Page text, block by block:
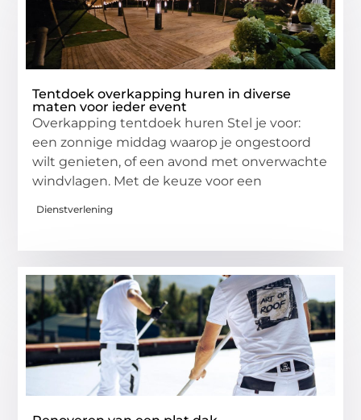
Tentdoek overkapping huren in diverse
maten voor ieder event
Overkapping tentdoek huren Stel je voor:
een zonnige middag waarop je ongestoord
wilt genieten, of een avond met onverwachte
windvlagen. Met de keuze voor een
Dienstverlening